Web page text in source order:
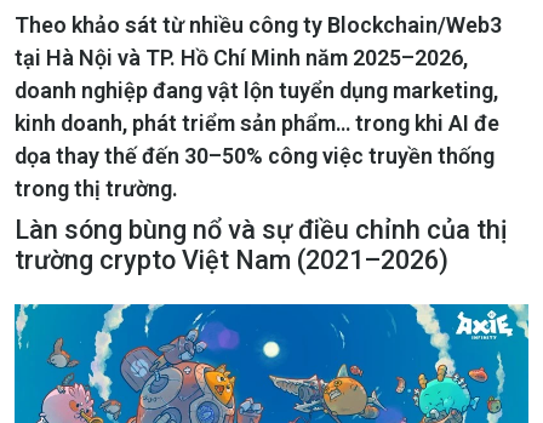
Theo khảo sát từ nhiều công ty Blockchain/Web3
tại Hà Nội và TP. Hồ Chí Minh năm 2025–2026,
doanh nghiệp đang vật lộn tuyển dụng marketing,
kinh doanh, phát triểm sản phẩm… trong khi AI đe
dọa thay thế đến 30–50% công việc truyền thống
trong thị trường.
Làn sóng bùng nổ và sự điều chỉnh của thị
trường crypto Việt Nam (2021–2026)